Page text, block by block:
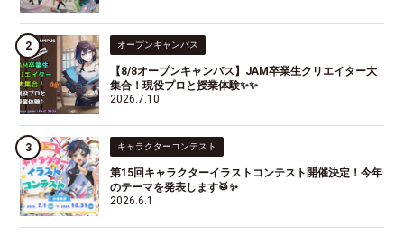
オープンキャンパス
【8/8オープンキャンパス】JAM卒業生クリエイター大
集合！現役プロと授業体験✨✨
2026.7.10
キャラクターコンテスト
第15回キャラクターイラストコンテスト開催決定！今年
のテーマを発表します🥁✨
2026.6.1